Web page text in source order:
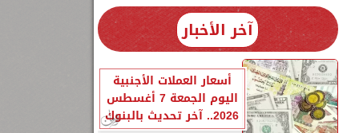
آخر الأخبار
أسعار العملات الأجنبية
اليوم الجمعة 7 أغسطس
2026.. آخر تحديث بالبنوك